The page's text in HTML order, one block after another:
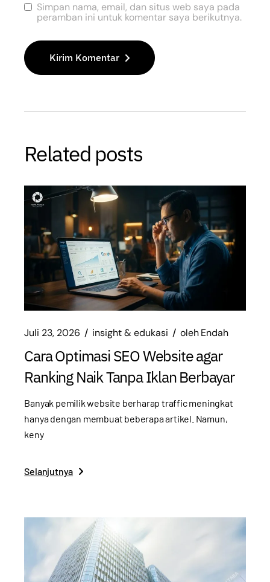
Simpan nama, email, dan situs web saya pada
peramban ini untuk komentar saya berikutnya.
Kirim Komentar
Related posts
Juli 23, 2026 insight & edukasi olehEndah
Cara Optimasi SEO Website agar
Ranking Naik Tanpa Iklan Berbayar
Banyak pemilik website berharap traffic meningkat
hanya dengan membuat beberapa artikel. Namun,
keny
Selanjutnya